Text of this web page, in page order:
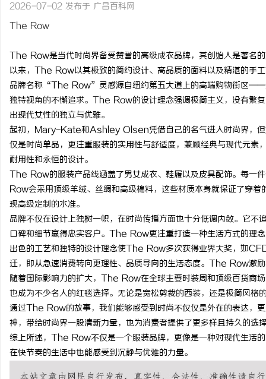
2026-07-02 发布于 广昌百科网
The Row
The Row是当代时尚界备受赞誉的高级成衣品牌，其创始人是著
以来，The Row以其极致的简约设计、高品质的面料以及精湛的手
品牌名称“The Row”灵感源自纽约第五大道上的高端购物街区——
独特视角的不懈追求。The Row的设计理念强调极简主义，没有繁
出现代女性的独立与优雅。
起初，Mary-Kate和Ashley Olsen凭借自己的名气进入时尚界，
仅是时尚单品，更注重服装的实用性与舒适度，兼顾经典与现代元
耐用性和永恒的设计。
The Row的服装产品线涵盖了男女成衣、鞋履以及皮具配饰。每一
Row会采用顶级羊绒、丝绸和高级棉料，这些材质本身就保证了穿
现高级定制的水准。
品牌不仅在设计上独树一帜，在时尚传播方面也十分低调内敛。它
口碑和细节赢得忠实客户。The Row更注重打造一种生活方式的理
出色的工艺和独特的设计理念使The Row多次获得业界大奖，如
迁，即从急速消费转向更理性、品质导向的生活态度。The Row激
随着国际影响力的扩大，The Row在全球主要时装周和顶级百货商
也成为不少名人的红毯选择。无论是宽松剪裁的西装，还是极简风格
通过The Row的故事，我们能够感受到时尚不仅仅是外在的表达，
神，带给时尚界一股清新力量，也为消费者提供了更多样且持久的选
综上所述，The Row不仅是一个服装品牌，更像是一种对现代生活
在快节奏的生活中也能感受到沉静与优雅的力量。
东莞厚街居家 & 医院护
生参考指南